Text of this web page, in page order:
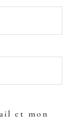
et mon